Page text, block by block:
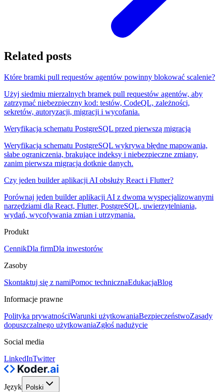
Related posts
Które bramki pull requestów agentów powinny blokować scalenie?
Użyj siedmiu mierzalnych bramek pull requestów agentów, aby
zatrzymać niebezpieczny kod: testów, CodeQL, zależności,
sekretów, autoryzacji, migracji i wycofania.
Weryfikacja schematu PostgreSQL przed pierwszą migracją
Weryfikacja schematu PostgreSQL wykrywa błędne mapowania,
słabe ograniczenia, brakujące indeksy i niebezpieczne zmiany,
zanim pierwsza migracja dotknie danych.
Czy jeden builder aplikacji AI obsłuży React i Flutter?
Porównaj jeden builder aplikacji AI z dwoma wyspecjalizowanymi
narzędziami dla React, Flutter, PostgreSQL, uwierzytelniania,
wydań, wycofywania zmian i utrzymania.
Produkt
CennikDla firmDla inwestorów
Zasoby
Skontaktuj się z namiPomoc technicznaEdukacjaBlog
Informacje prawne
Polityka prywatnościWarunki użytkowaniaBezpieczeństwoZasady
dopuszczalnego użytkowaniaZgłoś nadużycie
Social media
LinkedInTwitter
Język Polski